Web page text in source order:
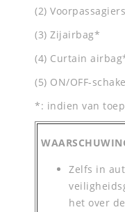
(2)
(3) Zijairbag*
(4) Curtain
(5) ON/OFF-
*: indien van
Zelfs in
het over